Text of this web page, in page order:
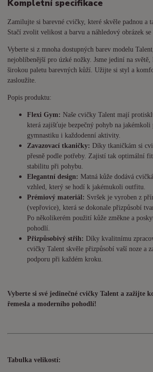
Kompletní specifikace
Zamilujte si barevné cvičky, které skvěle padnou a
Stačí zvolit velikost a barvu a náhledový obrázek
Vyberte si z mnoha dostupných barev modelu
nejoblíbenější pro úzké nožky. Jsme jediní na
širokou paletu barevných kůží. Užijte si styl a
zasloužíte.
Popis produktu:
Flexi Gym: Naše cvičky Talent mají
která zajišťuje bezpečný pohyb na
gymnastiku i každodenní aktivity.
Zavazovací tkaničky: Díky tkaničkám si
přesně podle potřeby. Zajistí tak optimální
stabilitu při pohybu.
Elegantní design: Matná kůže dodává
vzhled, který se hodí k jakémukoli outfitu.
Prémiový materiál: Svršek je vyroben z
(vepřovice), která se dokonale přizpůsobí
Po několikerém použití kůže změkne a
pohodlí.
Přizpůsobivý střih: Díky kvalitnímu
cvičky Talent skvěle přizpůsobí vaší noze a
podporu při každém kroku.
Vyberte si své jedinečné cvičky Talent a zažijte
řemesla a moderního pohodlí!
Tabulka velikostí: